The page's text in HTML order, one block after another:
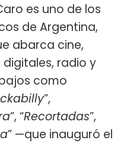
es uno de los
de Argentina,
abarca cine,
radio y
como
”,
”, “Recortadas”,
” —que inauguró el